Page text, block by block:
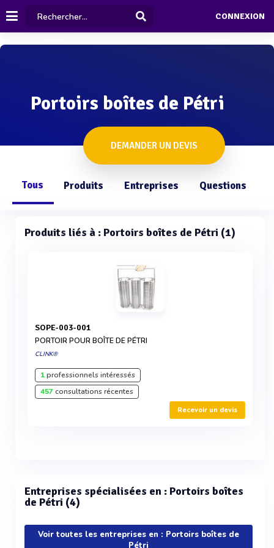
CONNEXION
Portoirs boîtes de Pétri
DEMANDER UN DEVIS
Tous Produits Entreprises Questions
Produits liés à : Portoirs boîtes de Pétri (1)
SOPE-003-001
PORTOIR POUR BOÎTE DE PÉTRI
CLINK®
1professionnels intéressés
457consultations récentes
Recevoir un devis
Entreprises spécialisées en : Portoirs boîtes
de Pétri (4)
Voir toutes les entreprises en : Portoirs boîtes de
Pétri